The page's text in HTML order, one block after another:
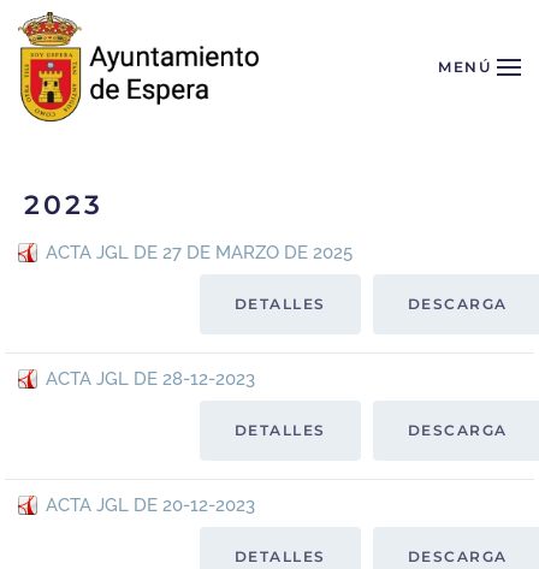
Skip to main content MENÚ
2023
ACTA JGL DE 27 DE MARZO DE 2025
DESCARGA
DETALLES
ACTA JGL DE 28-12-2023
DESCARGA
DETALLES
ACTA JGL DE 20-12-2023
DESCARGA
DETALLES